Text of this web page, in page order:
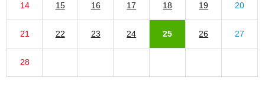
14 15 16 17 18 19 20
21 22 23 24 25 26 27
28